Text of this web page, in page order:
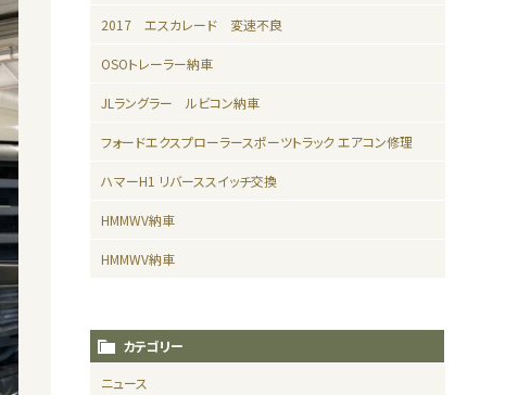
2017 エスカレード 変速不良
OSOトレーラー納車
JLラングラー ルビコン納車
フォードエクスプローラースポーツトラック エアコン修理
ハマーH1 リバーススイッチ交換
HMMWV納車
HMMWV納車
カテゴリー
ニュース